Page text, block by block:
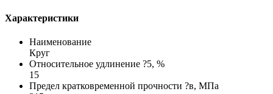
Характеристики
Наименование
Круг
Относительное удлинение ?5, %
15
Предел кратковременной прочности ?в, МПа